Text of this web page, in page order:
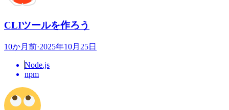
CLIツールを作ろう
10か月前·2025年10月25日
Node.js
npm